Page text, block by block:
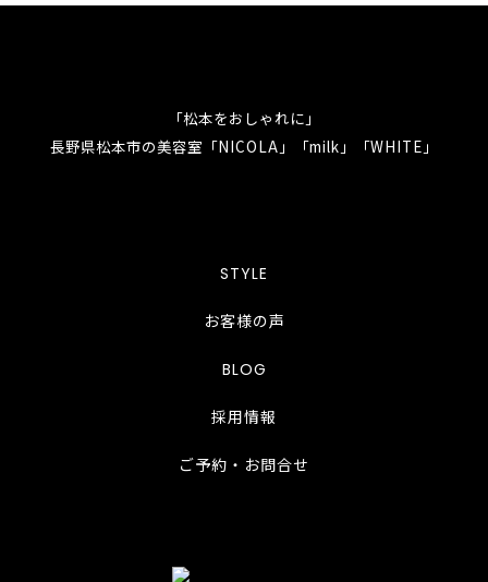
「松本をおしゃれに」
長野県松本市の美容室「NICOLA」「milk」「WHITE」
STYLE
お客様の声
BLOG
採用情報
ご予約・お問合せ